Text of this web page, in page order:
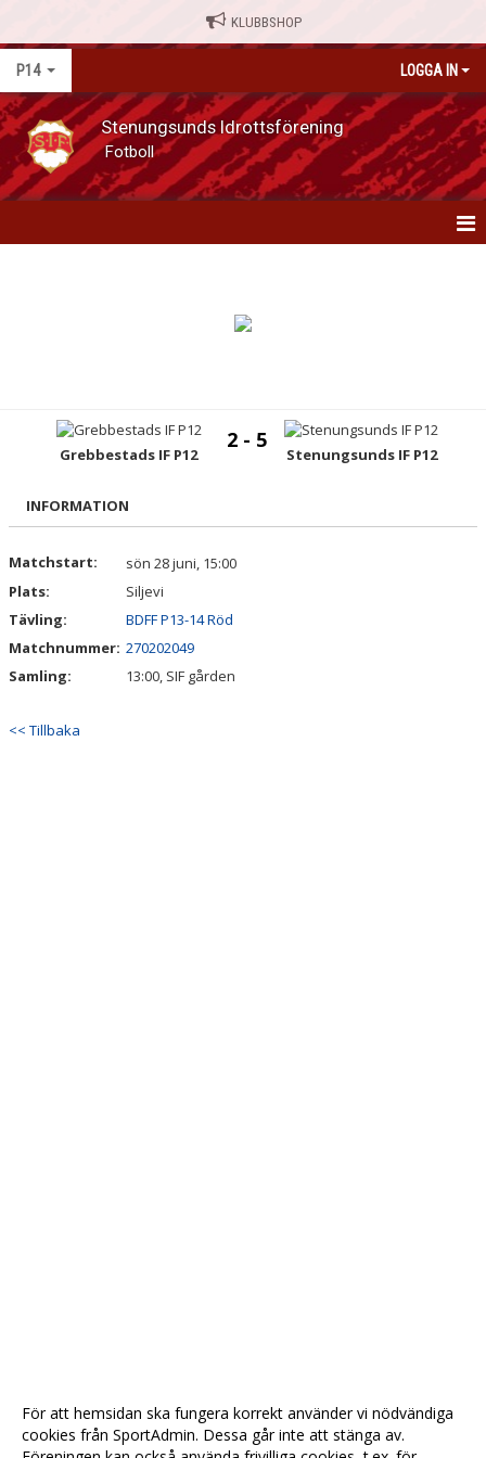
KLUBBSHOP
P14 LOGGA IN
Stenungsunds Idrottsförening
Fotboll
TRUPPEN
BILDGALLERI
KONTAKT
Grebbestads IF P12
2 - 5
Stenungsunds IF P12
INFORMATION
Matchstart:
sön 28 juni, 15:00
Plats:
Siljevi
Tävling:
BDFF P13-14 Röd
Matchnummer: 270202049
Samling:
13:00, SIF gården
<< Tillbaka
För att hemsidan ska fungera korrekt använder vi nödvändiga
cookies från SportAdmin. Dessa går inte att stänga av.